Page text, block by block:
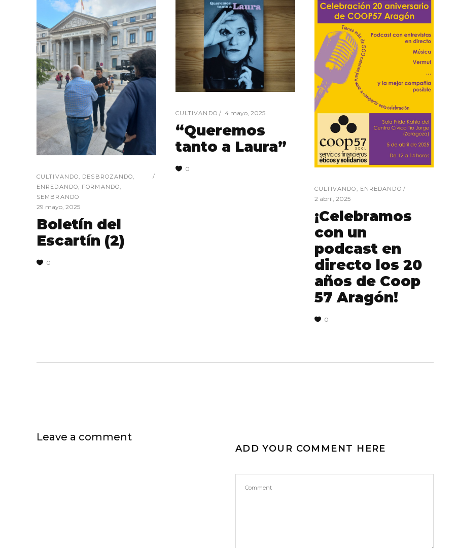
CULTIVANDO, DESBROZANDO,
ENREDANDO, FORMANDO,
SEMBRANDO
29 mayo, 2025
Boletín del
Escartín (2)
0
CULTIVANDO 4 mayo, 2025
“Queremos
tanto a Laura”
0
CULTIVANDO , ENREDANDO
2 abril, 2025
¡Celebramos
con un
podcast en
directo los 20
años de Coop
57 Aragón!
0
Leave a comment
ADD YOUR COMMENT HERE